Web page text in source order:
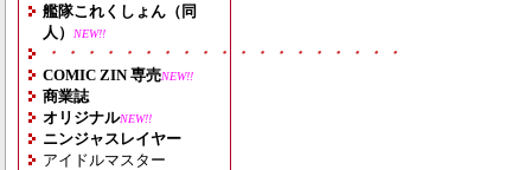
艦隊これくしょん（同
人）
NEW!!
・・・・・・・・・・・・・・・・・・・
COMIC ZIN 専売NEW!!
商業誌
オリジナルNEW!!
ニンジャスレイヤー
アイドルマスター